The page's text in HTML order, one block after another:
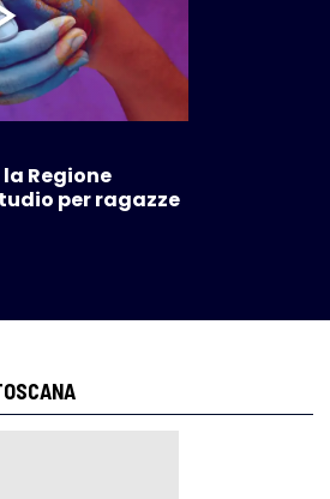
Regione
per ragazze